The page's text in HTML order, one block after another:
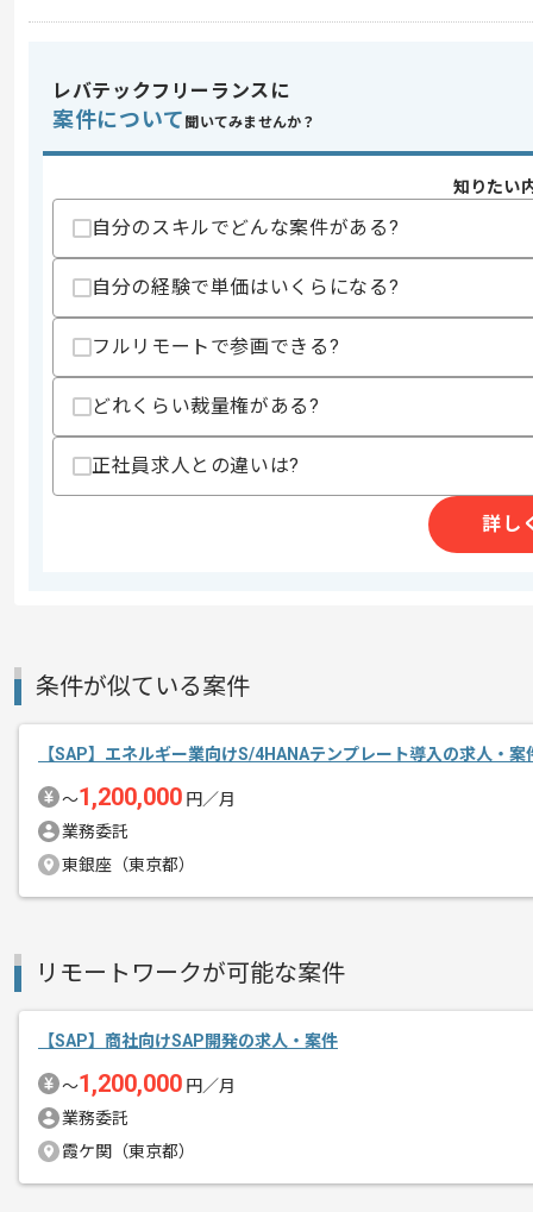
スキル
・S/4HANAバージョンアップ経験
・カスタマイズ調査設定経験
上記に似た経験やスキルをお持ちであれば申
その他募集要項
募集人数
作業開始日
2026/04/01
エージェントからのコ
レバテックでの実績がある企業の案件で
SAPの経験を活かすことができます。
経験豊富なメンバーと成長が出来る環
レバテックフリーランスに
案件について 聞いてみませんか？
知りたい
自分のスキルでどんな案件がある?
自分の経験で単価はいくらになる?
フルリモートで参画できる?
どれくらい裁量権がある?
正社員求人との違いは?
詳し
条件が似ている案件
【SAP】エネルギー業向けS/4HANAテンプレート導入の求人・案
〜1,200,000 円／月
業務委託
東銀座（東京都）
リモートワークが可能な案件
【SAP】商社向けSAP開発の求人・案件
〜1,200,000 円／月
業務委託
霞ケ関（東京都）